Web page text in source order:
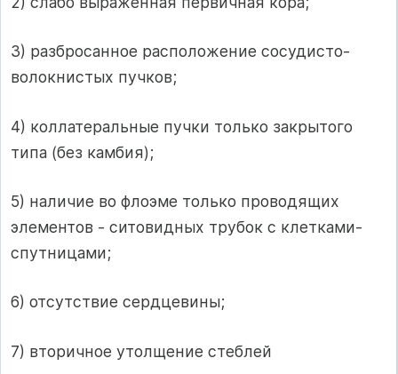
3) разбросанное расположение сосудисто-
волокнистых пучков;
4) коллатеральные пучки только закрытого
типа (без камбия);
5) наличие во флоэме только проводящих
элементов - ситовидных трубок с клетками-
спутницами;
6) отсутствие сердцевины;
7) вторичное утолщение стеблей